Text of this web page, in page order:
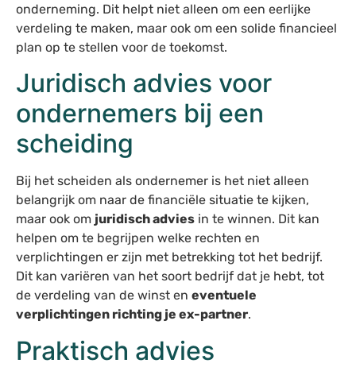
onderneming. Dit helpt niet alleen om een eerlijke
verdeling te maken, maar ook om een solide financieel
plan op te stellen voor de toekomst.
Juridisch advies voor
ondernemers bij een
scheiding
Bij het scheiden als ondernemer is het niet alleen
belangrijk om naar de financiële situatie te kijken,
maar ook om juridisch advies in te winnen. Dit kan
helpen om te begrijpen welke rechten en
verplichtingen er zijn met betrekking tot het bedrijf.
Dit kan variëren van het soort bedrijf dat je hebt, tot
de verdeling van de winst en eventuele
verplichtingen richting je ex-partner.
Praktisch advies